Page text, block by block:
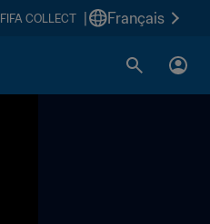
FIFA COLLECT Français